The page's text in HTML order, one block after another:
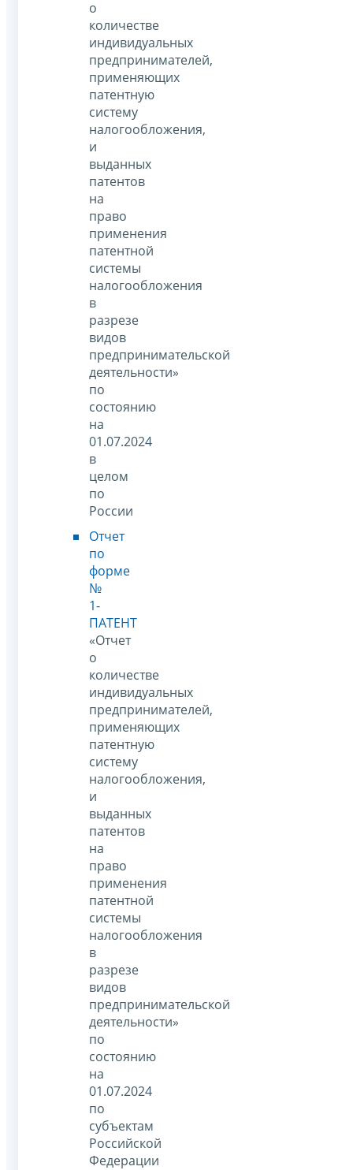
о
количестве
индивидуальных
предпринимателей,
применяющих
патентную
систему
налогообложения,
и
выданных
патентов
на
право
применения
патентной
системы
налогообложения
в
разрезе
видов
предпринимательской
деятельности»
по
состоянию
на
01.07.2024
в
целом
по
России
Отчет
по
форме
№
1-
ПАТЕНТ
«Отчет
о
количестве
индивидуальных
предпринимателей,
применяющих
патентную
систему
налогообложения,
и
выданных
патентов
на
право
применения
патентной
системы
налогообложения
в
разрезе
видов
предпринимательской
деятельности»
по
состоянию
на
01.07.2024
по
субъектам
Российской
Федерации